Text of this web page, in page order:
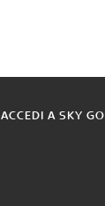
ACCEDI A SKY GO